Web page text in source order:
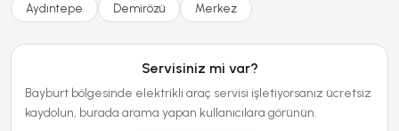
Aydıntepe Demirözü Merkez
Servisiniz mi var?
Bayburt bölgesinde elektrikli araç servisi işletiyorsanız ücretsiz
kaydolun, burada arama yapan kullanıcılara görünün.